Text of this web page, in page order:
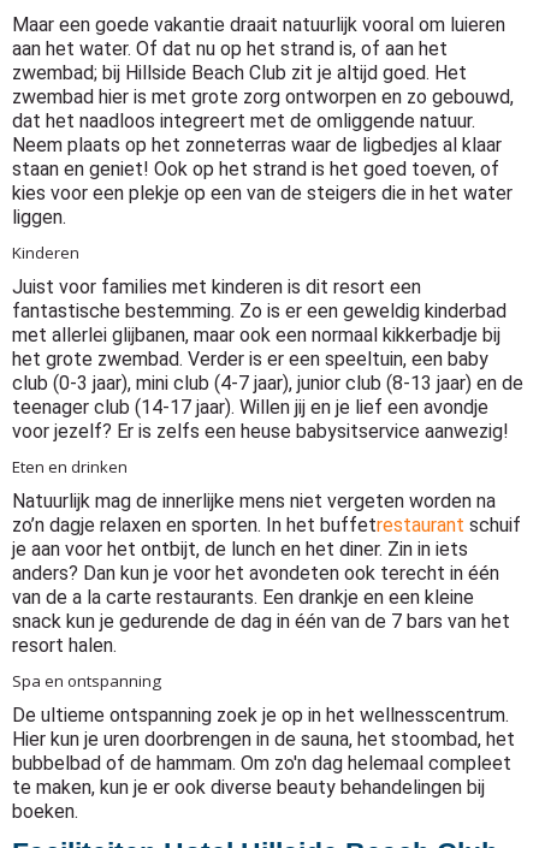
Maar een goede vakantie draait natuurlijk vooral om luieren
aan het water. Of dat nu op het strand is, of aan het
zwembad; bij Hillside Beach Club zit je altijd goed. Het
zwembad hier is met grote zorg ontworpen en zo gebouwd,
dat het naadloos integreert met de omliggende natuur.
Neem plaats op het zonneterras waar de ligbedjes al klaar
staan en geniet! Ook op het strand is het goed toeven, of
kies voor een plekje op een van de steigers die in het water
liggen.
Kinderen
Juist voor families met kinderen is dit resort een
fantastische bestemming. Zo is er een geweldig kinderbad
met allerlei glijbanen, maar ook een normaal kikkerbadje bij
het grote zwembad. Verder is er een speeltuin, een baby
club (0-3 jaar), mini club (4-7 jaar), junior club (8-13 jaar) en de
teenager club (14-17 jaar). Willen jij en je lief een avondje
voor jezelf? Er is zelfs een heuse babysitservice aanwezig!
Eten en drinken
Natuurlijk mag de innerlijke mens niet vergeten worden na
zo’n dagje relaxen en sporten. In het buffetrestaurant schuif
je aan voor het ontbijt, de lunch en het diner. Zin in iets
anders? Dan kun je voor het avondeten ook terecht in één
van de a la carte restaurants. Een drankje en een kleine
snack kun je gedurende de dag in één van de 7 bars van het
resort halen.
Spa en ontspanning
De ultieme ontspanning zoek je op in het wellnesscentrum.
Hier kun je uren doorbrengen in de sauna, het stoombad, het
bubbelbad of de hammam. Om zo'n dag helemaal compleet
te maken, kun je er ook diverse beauty behandelingen bij
boeken.